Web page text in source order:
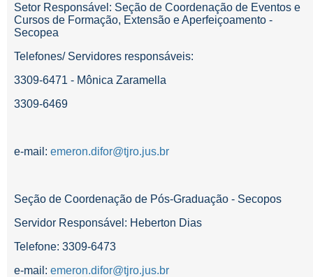
Setor Responsável: Seção de Coordenação de Eventos e
Cursos de Formação, Extensão e Aperfeiçoamento -
Secopea
Telefones/ Servidores responsáveis:
3309-6471 - Mônica Zaramella
3309-6469
e-mail: emeron.difor@tjro.jus.br
Seção de Coordenação de Pós-Graduação - Secopos
Servidor Responsável: Heberton Dias
Telefone: 3309-6473
e-mail: emeron.difor@tjro.jus.br